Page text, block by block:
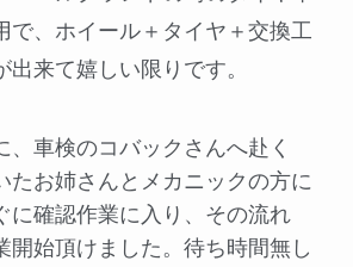
で、ホイール＋タイヤ＋交換工
来て嬉しい限りです。
車検のコバックさんへ赴く
たお姉さんとメカニックの方に
に確認作業に入り、その流れ
開始頂けました。待ち時間無し